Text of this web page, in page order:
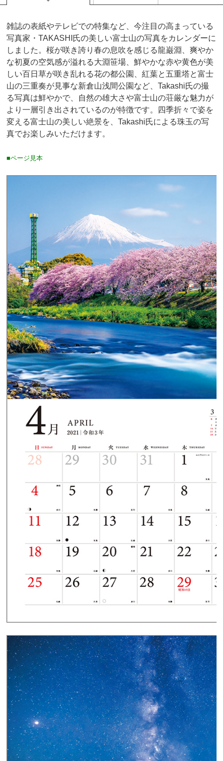
雑誌の表紙やテレビでの特集など、今注目の高まっている
写真家・TAKASHI氏の美しい富士山の写真をカレンダーに
しました。桜が咲き誇り春の息吹を感じる龍巌淵、爽やか
な初夏の空気感が溢れる大淵笹場、鮮やかな赤や黄色が美
しい百日草が咲き乱れる花の都公園、紅葉と五重塔と富士
山の三重奏が見事な新倉山浅間公園など、Takashi氏の撮
る写真は鮮やかで、自然の雄大さや富士山の荘厳な魅力が
より一層引き出されているのが特徴です。四季折々で姿を
変える富士山の美しい絶景を、Takashi氏による珠玉の写
真でお楽しみいただけます。
■ページ見本